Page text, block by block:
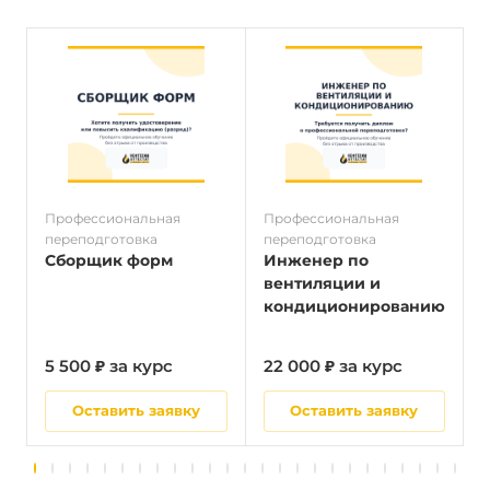
Профессиональная
переподготовка
Сборщик форм
5 500 ₽ за курс
Оставить заявку
Профессиональная
переподготовка
Инженер по
вентиляции и
кондиционированию
22 000 ₽ за курс
Оставить заявку